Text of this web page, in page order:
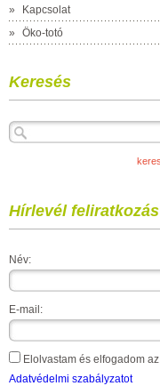
»
Kapcsolat
»
Öko-totó
Keresés
Hírlevél feliratkozás
Név:
E-mail:
Elolvastam és elfogadom az
Adatvédelmi szabályzatot